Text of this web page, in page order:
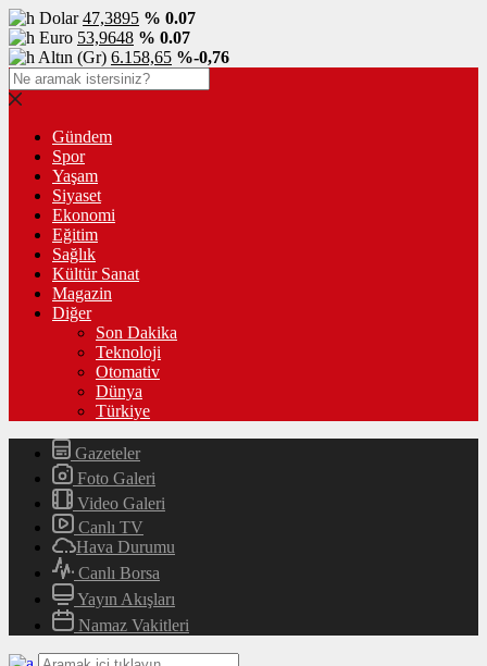
Dolar47,3895 % 0.07
Euro 53,9648 % 0.07
Altın (Gr) 6.158,65 %-0,76
Gündem
Spor
Yaşam
Siyaset
Ekonomi
Eğitim
Sağlık
Kültür Sanat
Magazin
Diğer
Son Dakika
Teknoloji
Otomativ
Dünya
Türkiye
Gazeteler
Foto Galeri
Video Galeri
Canlı TV
Hava Durumu
Canlı Borsa
Yayın Akışları
Namaz Vakitleri